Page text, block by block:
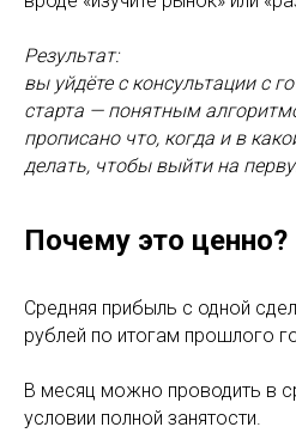
Результат:
вы уйдёте с консультации с
старта — понятным
прописано что, когда и в
делать, чтобы выйти на
Почему это ценно?
Средняя прибыль с одной
рублей по итогам прошлого
В месяц можно проводить в
условии полной занятости.